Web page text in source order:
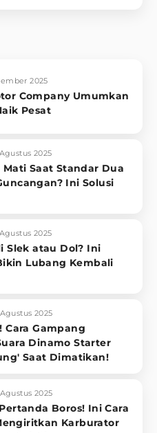
2025
Company Umumkan
Pesat
2025
Saat Standar Dua
Ini Solusi
2025
Slek atau Dol? Ini
Lubang Kembali
2025
Cara Gampang
Dinamo Starter
Saat Dimatikan!
2025
Boros! Ini Cara
Karburator